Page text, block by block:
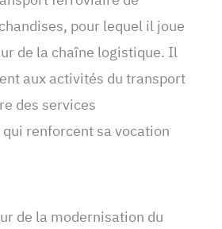
pour lequel il joue
de la chaîne logistique. Il
aux activités du transport
des services
renforcent sa vocation
de la modernisation du